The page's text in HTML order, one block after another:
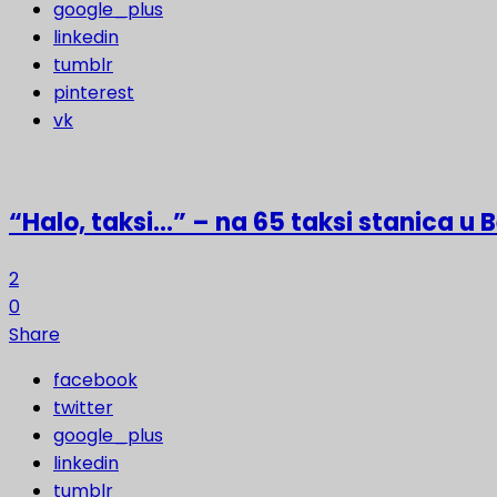
google_plus
linkedin
tumblr
pinterest
vk
“Halo, taksi…” – na 65 taksi stanica u
2
0
Share
facebook
twitter
google_plus
linkedin
tumblr